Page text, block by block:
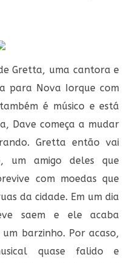
Gretta, uma cantora e
para Nova Iorque com
é músico e está
Dave começa a mudar
Gretta então vai
um amigo deles que
com moedas que
da cidade. Em um dia
saem e ele acaba
barzinho. Por acaso,
quase falido e